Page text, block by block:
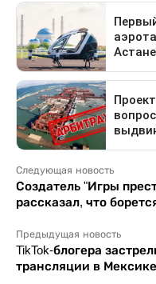
Следующая новость
Создатель "Игры
рассказал, что
Предыдущая новость
TikTok-блогера
трансляции в Мексике